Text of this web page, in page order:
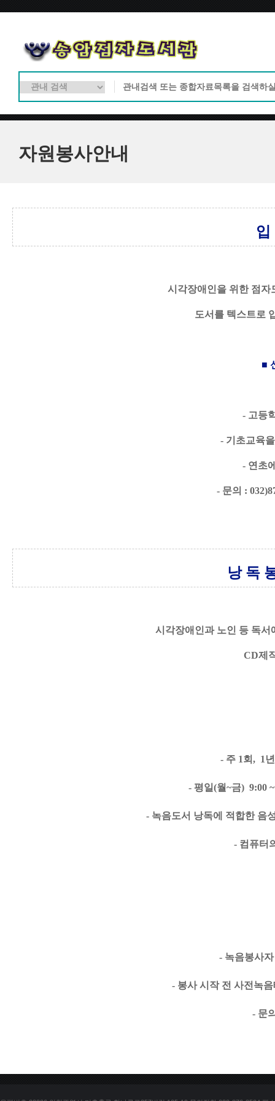
자원봉사안내
입
시각장애인을 위한 점자
도서를 텍스트로
■
- 고등
- 기초교육
- 연초
- 문의 :
낭 독
시각장애인과 노인 등 독서
CD제
- 주 1회 ,  1
- 평일(월~금)
- 녹음도서 낭독에 적합한 음
- 컴퓨터
- 녹음봉사
- 봉사 시작 전 사전녹
- 문